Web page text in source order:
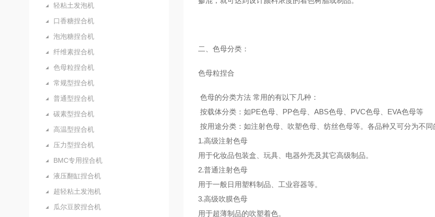
轻粘土发泡机
口香糖捏合机
泡泡糖捏合机
纤维素捏合机
色母粒捏合机
常规型捏合机
普通型捏合机
碳素型捏合机
高温型捏合机
压力型捏合机
BMC专用捏合机
液压翻缸捏合机
超轻粘土发泡机
瓜尔豆胶捏合机
二、色母分类：
色母粒捏合
色母的分类方法 常用的有以下几种：
按载体分类：如PE色母、PP色母、ABS色母、PVC色母、EVA色母等
按用途分类：如注射色母、吹塑色母、纺丝色母等。各品种又可分为不
1.高级注射色母
用于化妆品包装盒、玩具、电器外壳及其它高级制品。
2.普通注射色母
用于一般日用塑料制品、工业容器等。
3.高级吹膜色母
用于超薄制品的吹塑着色。